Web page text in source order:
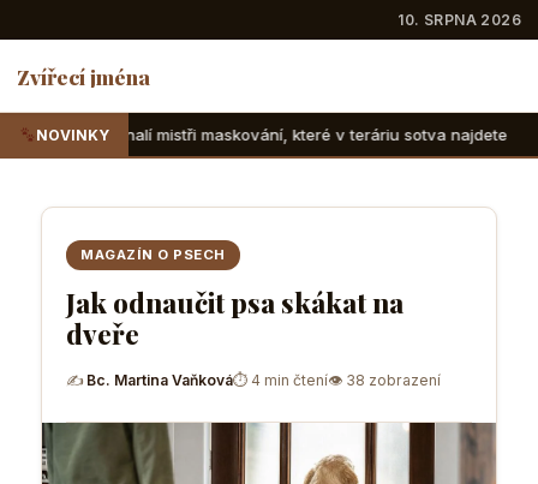
10. SRPNA 2026
Zvířecí jména
NOVINKY
maskování, které v teráriu sotva najdete
MAGAZÍN O PSECH
Jak odnaučit psa skákat na
dveře
✍ Bc. Martina Vaňková⏱ 4 min čtení👁 38 zobrazení